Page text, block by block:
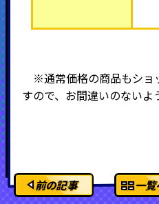
※通常価格の商品もショ
すので、お間違いのないよ
前の記事 一覧